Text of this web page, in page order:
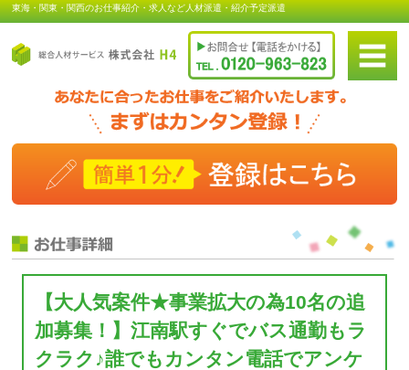
東海・関東・関西のお仕事紹介・求人など人材派遣・紹介予定派遣
【大人気案件★事業拡大の為10名の追
加募集！】江南駅すぐでバス通勤もラ
クラク♪誰でもカンタン電話でアンケ